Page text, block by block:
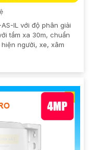
IL với độ phân giải
tầm xa 30m, chuẩn
người, xe, xâm